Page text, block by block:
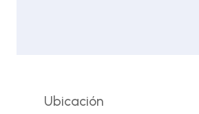
Ubicación